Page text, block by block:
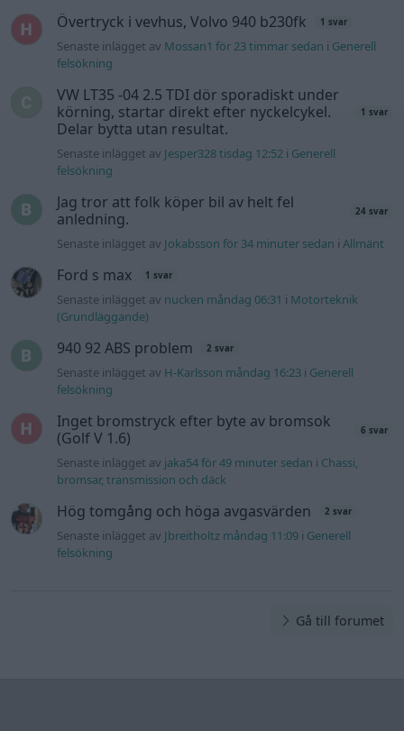
Övertryck i vevhus, Volvo 940 b230fk 1 svar
Senaste inlägget av Mossan1 för 23 timmar sedan i Generell
felsökning
VW LT35 -04 2.5 TDI dör sporadiskt under
körning, startar direkt efter nyckelcykel.
Delar bytta utan resultat.
1 svar
Senaste inlägget av Jesper328 tisdag 12:52 i Generell
felsökning
Jag tror att folk köper bil av helt fel
anledning.
24 svar
Senaste inlägget av Jokabsson för 34 minuter sedan iAllmänt
Ford s max 1 svar
Senaste inlägget av nucken måndag 06:31 i Motorteknik
(Grundläggande)
940 92 ABS problem 2 svar
Senaste inlägget av H-Karlsson måndag 16:23 i Generell
felsökning
Inget bromstryck efter byte av bromsok
(Golf V 1.6)
6 svar
Senaste inlägget av jaka54 för 49 minuter sedan i Chassi,
bromsar, transmission och däck
Hög tomgång och höga avgasvärden 2 svar
Senaste inlägget av Jbreitholtz måndag 11:09 i Generell
felsökning
Gå till forumet